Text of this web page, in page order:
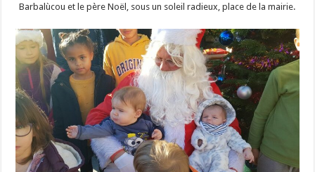
Barbalùcou et le père Noël, sous un soleil radieux, place de la mairie.